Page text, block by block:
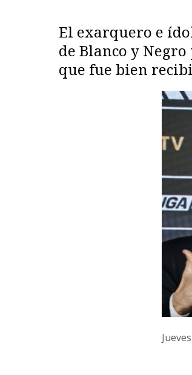
El exarquero e
de Blanco y
que fue bien